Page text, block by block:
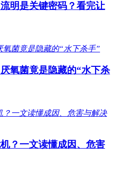
明是关键密码？看完让
氧菌竟是隐藏的“水下杀
？一文读懂成因、危害